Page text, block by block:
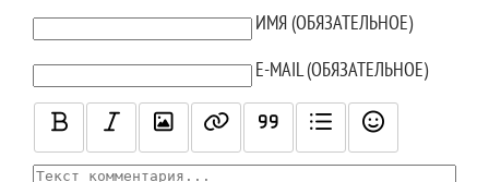
ИМЯ (ОБЯЗАТЕЛЬНОЕ)
E-MAIL (ОБЯЗАТЕЛЬНОЕ)
ТЕКСТ КОММЕНТАРИЯ